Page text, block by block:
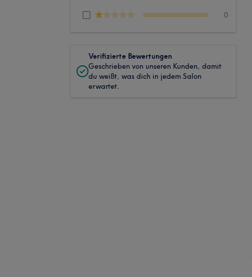
0
Verifizierte Bewertungen
Geschrieben von unseren Kunden, damit
du weißt, was dich in jedem Salon
erwartet.